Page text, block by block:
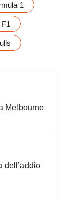
1
F1
Melbourne
dell’addio